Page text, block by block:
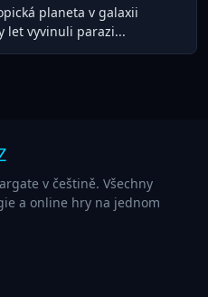
planeta v galaxii
let vyvinuli parazi...
v češtině. Všechny
a online hry na jednom